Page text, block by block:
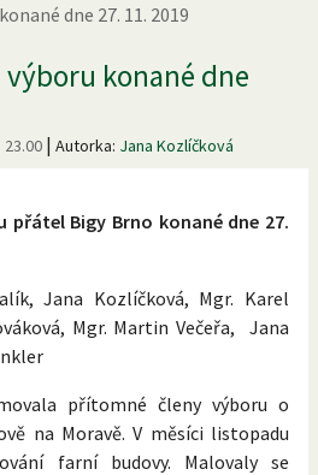
dne 27. 11. 2019
výboru konané dne
| Autorka: Jana Kozlíčková
přátel Bigy Brno konané dne 27.
Jana Kozlíčková, Mgr. Karel
Mgr. Martin Večeřa, Jana
přítomné členy výboru o
na Moravě. V měsíci listopadu
farní budovy. Malovaly se